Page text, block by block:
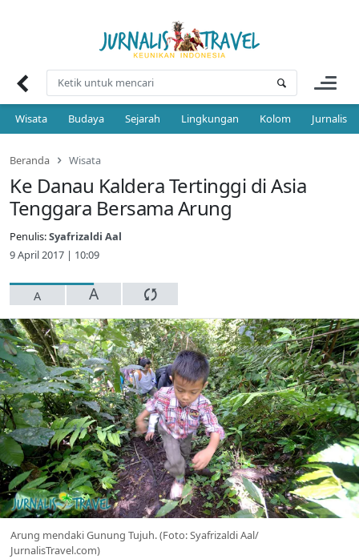
Wisata Budaya Sejarah Lingkungan Kolom Jurnalis
Beranda Wisata
Ke Danau Kaldera Tertinggi di Asia
Tenggara Bersama Arung
Penulis:Syafrizaldi Aal
9 April 2017 | 10:09
A A
Arung mendaki Gunung Tujuh. (Foto: Syafrizaldi Aal/
JurnalisTravel.com)